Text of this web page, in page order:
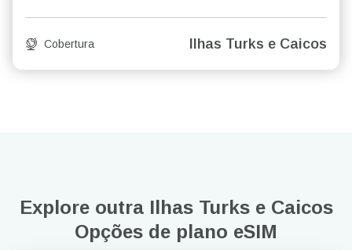
Cobertura Ilhas Turks e Caicos
Explore outra Ilhas Turks e Caicos
Opções de plano eSIM